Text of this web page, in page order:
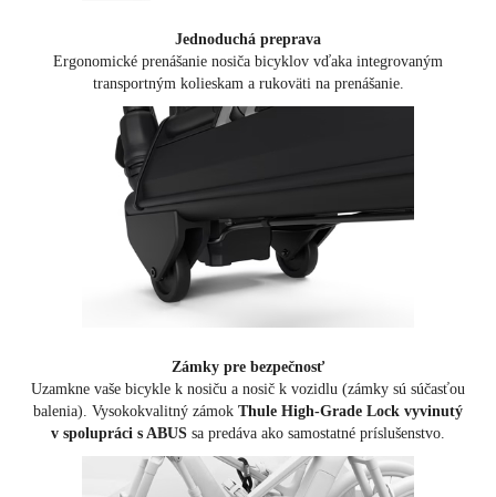
Jednoduchá preprava
Ergonomické prenášanie nosiča bicyklov vďaka integrovaným
transportným kolieskam a rukoväti na prenášanie.
Zámky pre bezpečnosť
Uzamkne vaše bicykle k nosiču a nosič k vozidlu (zámky sú súčasťou
balenia). Vysokokvalitný zámok Thule High-Grade Lock vyvinutý
v spolupráci s ABUS sa predáva ako samostatné príslušenstvo.